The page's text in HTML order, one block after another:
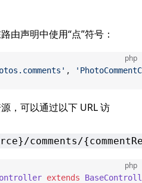
由声明中使用“点”符号：
php
,
，可以通过以下 URL 访
comments/
php
extends